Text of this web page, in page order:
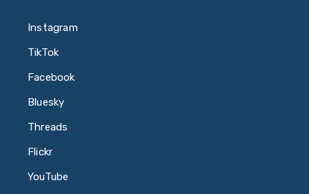
Instagram
TikTok
Facebook
Bluesky
Threads
Flickr
YouTube